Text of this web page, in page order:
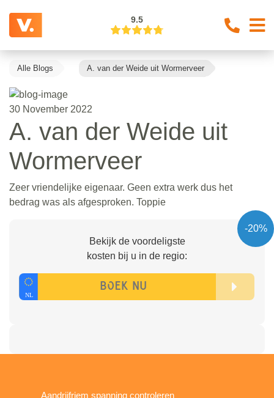
9.5
Alle Blogs A. van der Weide uit Wormerveer
30 November 2022
A. van der Weide uit
Wormerveer
Zeer vriendelijke eigenaar. Geen extra werk dus het
bedrag was als afgesproken. Toppie
-20%
Bekijk de voordeligste
kosten bij u in de regio:
Aandrijfriem spanning controleren